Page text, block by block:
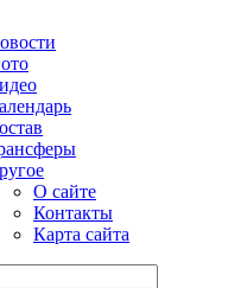
О сайте
Контакты
Карта сайта